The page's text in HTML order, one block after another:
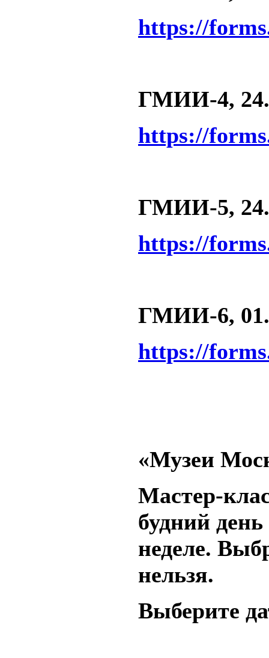
https://
ГМИИ-4,
https://
ГМИИ-5,
https://
ГМИИ-6,
https://
«Музеи
Мастер-
будний
неделе.
нельзя.
Выберите